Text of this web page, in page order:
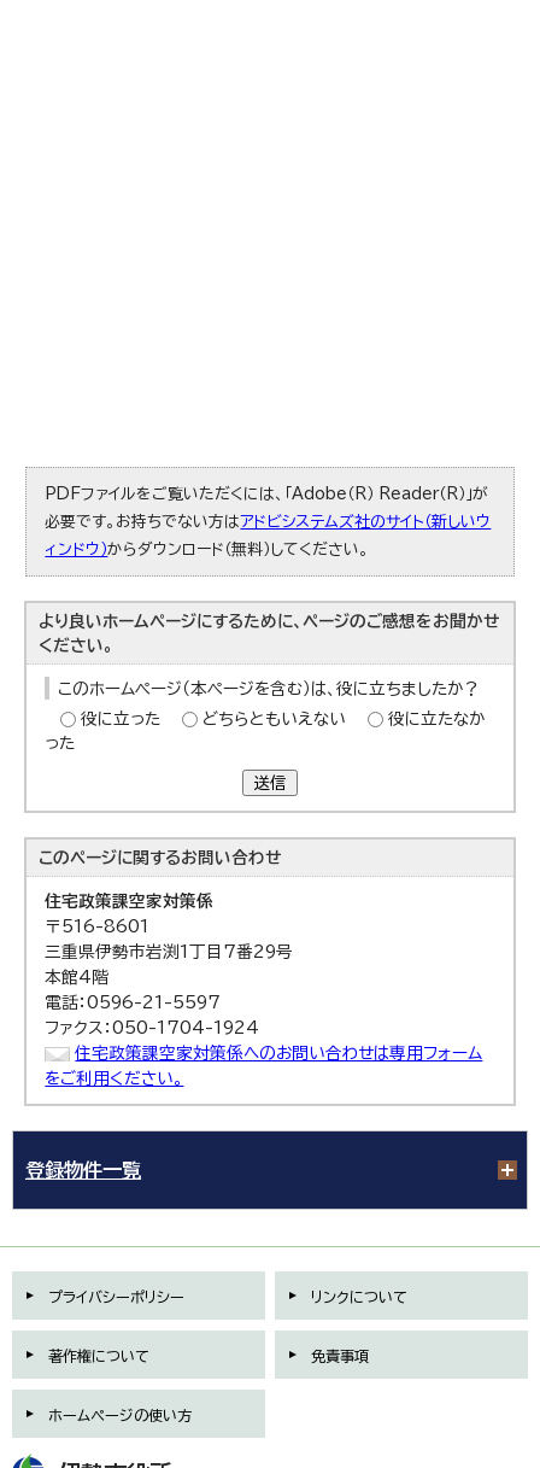
PDFファイルをご覧いただくには、「Adobe（R） Reader（R）」が
必要です。お持ちでない方は アドビシステムズ社のサイト（新しいウ
ィンドウ）からダウンロード（無料）してください。
より良いホームページにするために、ページのご感想をお聞かせ
ください。
このホームページ（本ページを含む）は、役に立ちましたか？
役に立った
どちらともいえない
役に立たなか
った
送信
このページに関するお問い合わせ
住宅政策課空家対策係
〒516-8601
三重県伊勢市岩渕1丁目7番29号
本館4階
電話：0596-21-5597
ファクス：050-1704-1924
住宅政策課空家対策係へのお問い合わせは専用フォーム
をご利用ください。
登録物件一覧
プライバシーポリシー リンクについて
著作権について 免責事項
ホームページの使い方